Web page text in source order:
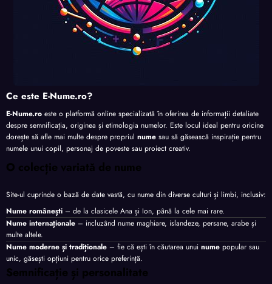
Ce este E-Nume.ro?
E-Nume.ro este o platformă online specializată în oferirea de informații detaliate
despre semnificația, originea și etimologia numelor. Este locul ideal pentru oricine
dorește să afle mai multe despre propriul nume sau să găsească inspirație pentru
numele unui copil, personaj de poveste sau proiect creativ.
O colecție variată de nume
Site-ul cuprinde o bază de date vastă, cu nume din diverse culturi și limbi, inclusiv:
Nume românești – de la clasicele Ana și Ion, până la cele mai rare.
Nume internaționale – incluzând nume maghiare, islandeze, persane, arabe și
multe altele.
Nume moderne și tradiționale – fie că ești în căutarea unui nume popular sau
unic, găsești opțiuni pentru orice preferință.
Semnificație și personalitate